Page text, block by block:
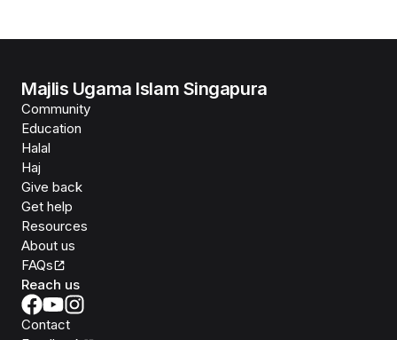
Majlis Ugama Islam Singapura
Community
Education
Halal
Haj
Give back
Get help
Resources
About us
FAQs
Reach us
Contact